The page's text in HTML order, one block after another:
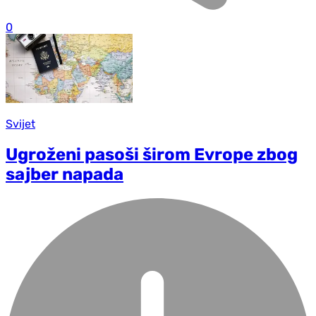
0
Svijet
Ugroženi pasoši širom Evrope zbog
sajber napada